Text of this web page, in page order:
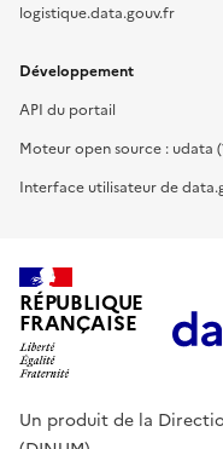
logistique.data.gouv.fr
Développement
API du portail
Moteur open source : udata
Interface utilisateur de
RÉPUBLIQUE
FRANÇAISE
Un produit de la